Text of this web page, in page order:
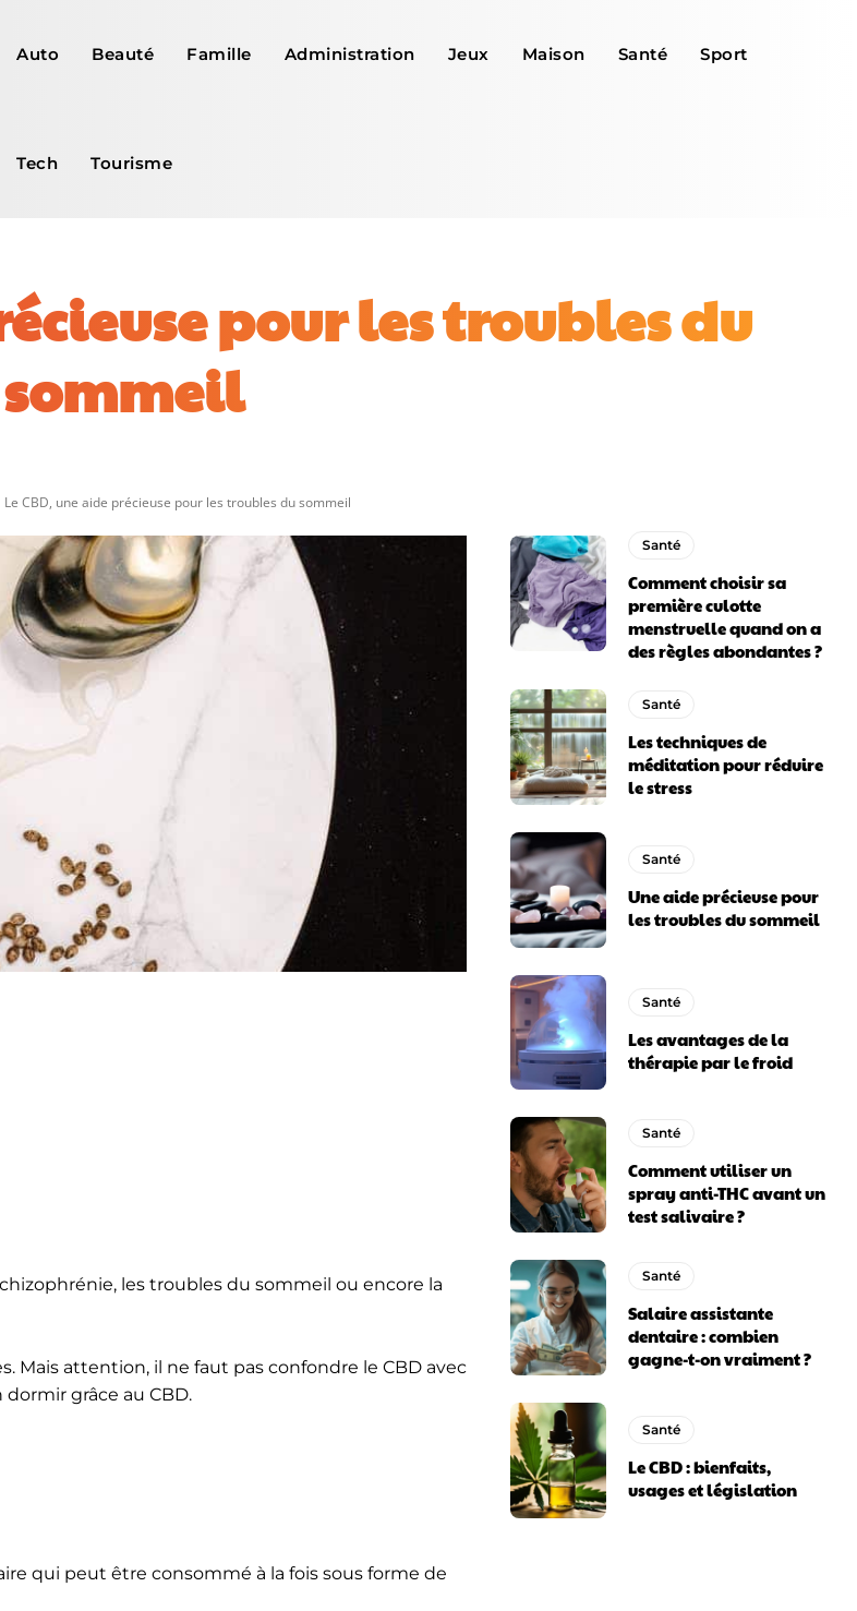
Auto Beauté Famille Administration Jeux Maison Santé Sport
Tech Tourisme
pour les troubles du
sommeil
Le CBD, une aide précieuse pour les troubles du sommeil
les troubles du sommeil ou encore la
Mais attention, il ne faut pas confondre le CBD avec
grâce au CBD.
qui peut être consommé à la fois sous forme de
Santé
Comment choisir sa
première culotte
menstruelle quand on a
des règles abondantes ?
Santé
Les techniques de
méditation pour réduire
le stress
Santé
Une aide précieuse pour
les troubles du sommeil
Santé
Les avantages de la
thérapie par le froid
Santé
Comment utiliser un
spray anti-THC avant un
test salivaire ?
Santé
Salaire assistante
dentaire : combien
gagne-t-on vraiment ?
Santé
Le CBD : bienfaits,
usages et législation